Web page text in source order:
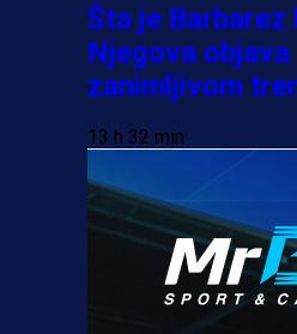
Šta je
Njegova
zanimljivom
13 h 32 min